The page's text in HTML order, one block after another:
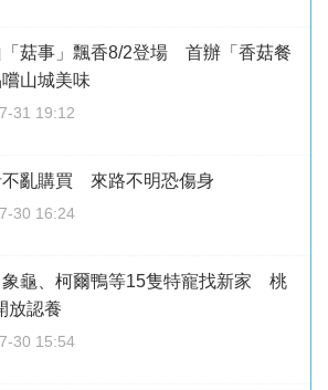
「菇事」飄香8/2登場 首辦「香菇餐
山城美味
31 19:12
不亂購買 來路不明恐傷身
30 16:24
象龜、柯爾鴨等15隻特寵找新家 桃
放認養
30 15:54